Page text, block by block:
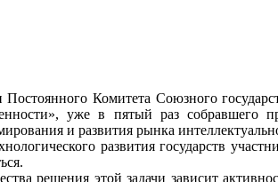
Комитета Союзного
уже в пятый раз собравшего
и развития рынка
развития государств­
решения этой задачи зависит